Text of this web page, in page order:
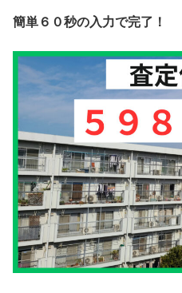
簡単６０秒の入力で完了！